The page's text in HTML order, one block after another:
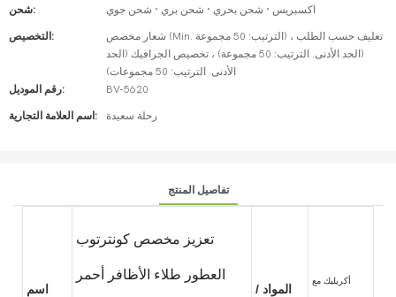
شحن:
اكسبريس · شحن بحري · شحن بري · شحن جوي
التخصيص:
شعار مخصص (Min. الترتيب: 50 مجموعة) ، تغليف حسب الطلب
(الحد الأدنى. الترتيب: 50 مجموعة) ، تخصيص الجرافيك (الحد
الأدنى. الترتيب: 50 مجموعات)
رقم الموديل:
BV-5620
اسم العلامة التجارية: رحلة سعيدة
تفاصيل المنتج
اسم
تعزيز مخصص كونترتوب
العطور طلاء الأظافر أحمر
المواد /
أكريليك مع